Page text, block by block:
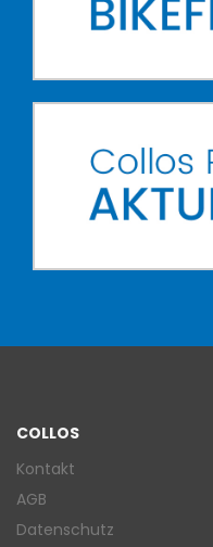
COLLOS
Kontakt
AGB
Datenschutz